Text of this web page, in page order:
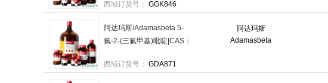
瓶，01054202 售卖规格：1
西域订货号： GGK846
阿达玛斯
Adamasbeta
阿达玛斯/Adamasbeta 5-
氟-2-(三氟甲基)吡啶|CAS：
瓶|2-8°C，011411326 售卖
西域订货号： GDA871